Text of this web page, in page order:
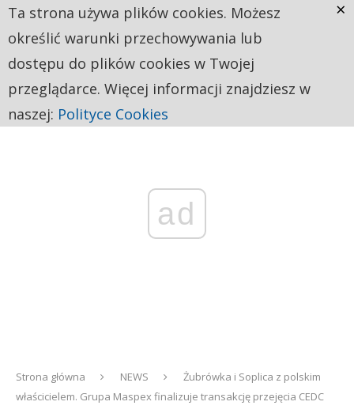
ad
Strona główna NEWS
Żubrówka i Soplica z polskim
właścicielem. Grupa Maspex finalizuje transakcję przejęcia CEDC
Ta strona używa plików cookies. Możesz
określić warunki przechowywania lub
dostępu do plików cookies w Twojej
przeglądarce. Więcej informacji znajdziesz w
naszej: Polityce Cookies
×